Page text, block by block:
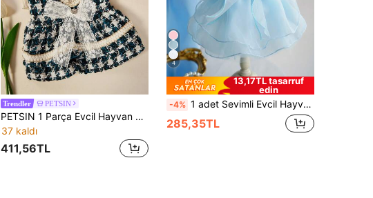
Trendler PETSIN
PETSIN 1 Parça Evcil Hayvan Elbisesi, Kediler ve Köpekler İçin Mavi Kareli Prenses Tarzı Elbise, Sonbahar ve Kış Hava Koşullarına Uygun
37 kaldı
411,56TL
4
13,17TL tasarruf
edin
-4% 1 adet Sevimli Evcil Hayvan Kedi Köpek Elbisesi, Pembe/Beyaz/Mavi Tutu Etek, Düğün Gelin Kostümü
285,35TL